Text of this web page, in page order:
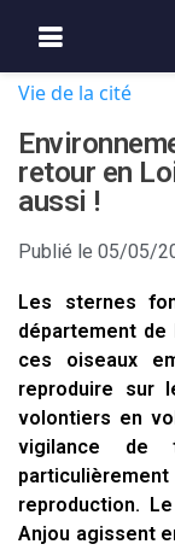
Vie de la cité
retour en
aussi !
Publié le 05/05/
Les sternes
département
ces oiseaux
reproduire sur
volontiers en
vigilance de
reproduction.
Anjou agissent